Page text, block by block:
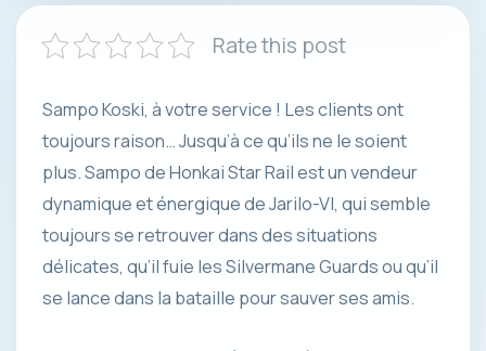
Rate this post
Sampo Koski, à votre service ! Les clients ont
toujours raison… Jusqu’à ce qu’ils ne le soient
plus. Sampo de Honkai Star Rail est un vendeur
dynamique et énergique de Jarilo-VI, qui semble
toujours se retrouver dans des situations
délicates, qu’il fuie les Silvermane Guards ou qu’il
se lance dans la bataille pour sauver ses amis.